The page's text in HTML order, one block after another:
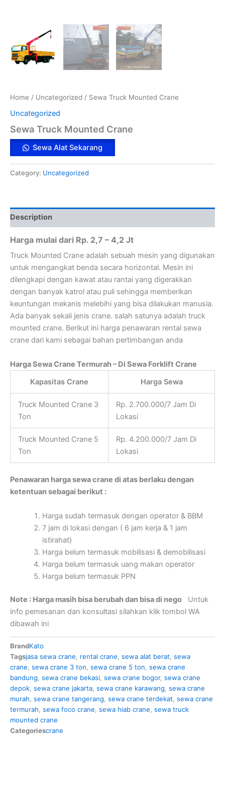
Home / Uncategorized / Sewa Truck Mounted Crane
Uncategorized
Sewa Truck Mounted Crane
Sewa Alat Sekarang
Category: Uncategorized
Description
Harga mulai dari Rp. 2,7 – 4,2 Jt
Truck Mounted Crane adalah sebuah mesin yang digunakan
untuk mengangkat benda secara horizontal. Mesin ini
dilengkapi dengan kawat atau rantai yang digerakkan
dengan banyak katrol atau puli sehingga memberikan
keuntungan mekanis melebihi yang bisa dilakukan manusia.
Ada banyak sekali jenis crane. salah satunya adalah truck
mounted crane. Berikut ini harga penawaran rental sewa
crane dari kami sebagai bahan pertimbangan anda
Harga Sewa Crane Termurah – Di Sewa Forklift Crane
Kapasitas Crane
Harga Sewa
Truck Mounted Crane 3
Ton
Rp. 2.700.000/7 Jam Di
Lokasi
Truck Mounted Crane 5
Ton
Rp. 4.200.000/7 Jam Di
Lokasi
Penawaran harga sewa crane di atas berlaku dengan
ketentuan sebagai berikut :
Harga sudah termasuk dengan operator & BBM
7 jam di lokasi dengan ( 6 jam kerja & 1 jam
istirahat)
Harga belum termasuk mobilisasi & demobilisasi
Harga belum termasuk uang makan operator
Harga belum termasuk PPN
Note : Harga masih bisa berubah dan bisa di nego Untuk
info pemesanan dan konsultasi silahkan klik tombol WA
dibawah ini
BrandKato
Tagsjasa sewa crane rental crane sewa alat berat sewa
crane sewa crane 3 ton sewa crane 5 ton sewa crane
bandung sewa crane bekasi sewa crane bogor, sewa crane
depok sewa crane jakarta sewa crane karawang sewa crane
murah sewa crane tangerang sewa crane terdekat sewa crane
termurah sewa foco crane sewa hiab crane sewa truck
mounted crane
Categoriescrane